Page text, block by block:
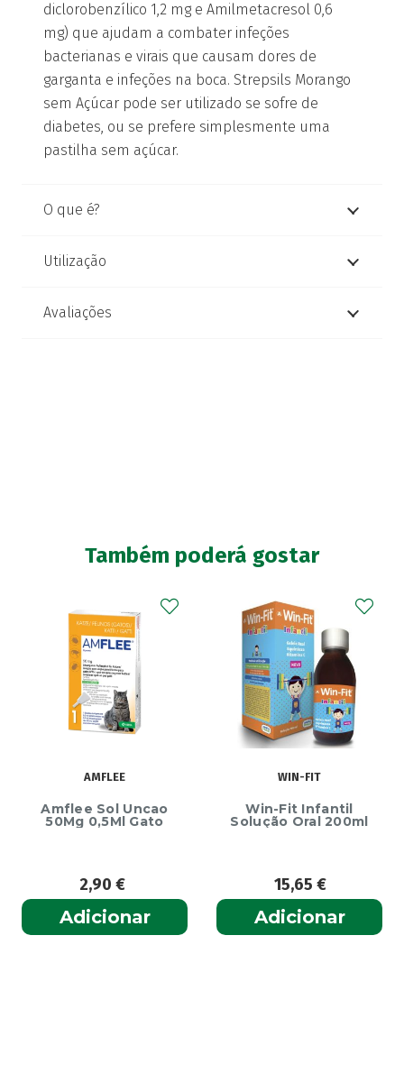
diclorobenzílico 1,2 mg e Amilmetacresol 0,6
mg) que ajudam a combater infeções
bacterianas e virais que causam dores de
garganta e infeções na boca. Strepsils Morango
sem Açúcar pode ser utilizado se sofre de
diabetes, ou se prefere simplesmente uma
pastilha sem açúcar.
O que é?
Utilização
Avaliações
Também poderá gostar
AMFLEE
Amflee Sol Uncao
50Mg 0,5Ml Gato
2,90€
Adicionar
WIN-FIT
Win-Fit Infantil
Solução Oral 200ml
15,65€
Adicionar